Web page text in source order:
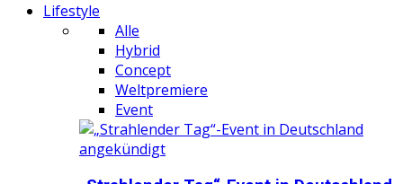
Lifestyle
Alle
Hybrid
Concept
Weltpremiere
Event